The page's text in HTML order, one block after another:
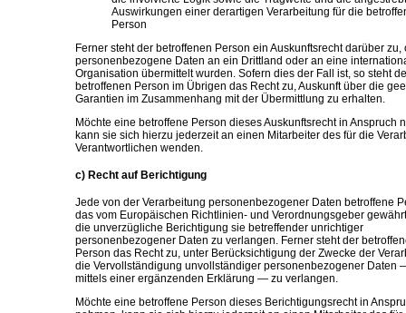
Auswirkungen einer derartigen Verarbeitung für die
Person
Ferner steht der betroffenen Person ein Auskunftsrecht darüber zu,
personenbezogene Daten an ein Drittland oder an eine
Organisation übermittelt wurden. Sofern dies der Fall ist, so steht
betroffenen Person im Übrigen das Recht zu, Auskunft über die
Garantien im Zusammenhang mit der Übermittlung zu erhalten.
Möchte eine betroffene Person dieses Auskunftsrecht in Anspruch
kann sie sich hierzu jederzeit an einen Mitarbeiter des für die
Verantwortlichen wenden.
c) Recht auf Berichtigung
Jede von der Verarbeitung personenbezogener Daten betroffene
das vom Europäischen Richtlinien- und Verordnungsgeber
die unverzügliche Berichtigung sie betreffender unrichtiger
personenbezogener Daten zu verlangen. Ferner steht der
Person das Recht zu, unter Berücksichtigung der Zwecke der
die Vervollständigung unvollständiger personenbezogener Daten
mittels einer ergänzenden Erklärung — zu verlangen.
Möchte eine betroffene Person dieses Berichtigungsrecht in